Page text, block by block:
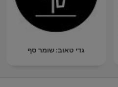
גדי טאוב: שומר סף